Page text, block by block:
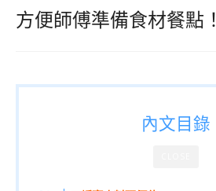
方便師傅準備食材餐點！
內文目錄